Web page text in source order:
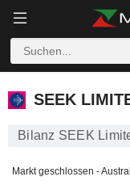
SEEK LIMITED
SEEK
Bilanz SEEK
Markt geschlossen -